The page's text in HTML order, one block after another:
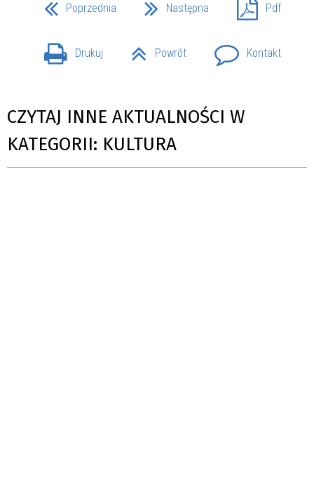
Poprzednia Następna Pdf
Drukuj Powrót Kontakt
CZYTAJ INNE AKTUALNOŚCI W
KATEGORII: KULTURA